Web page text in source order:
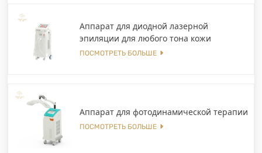
Аппарат для диодной лазерной
эпиляции для любого тона кожи
ПОСМОТРЕТЬ БОЛЬШЕ
Аппарат для фотодинамической терапии
ПОСМОТРЕТЬ БОЛЬШЕ